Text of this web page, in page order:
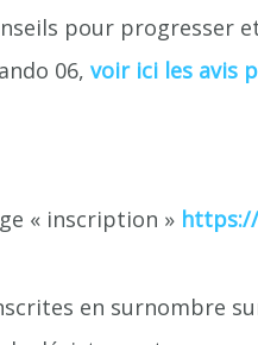
pour progresser
06, voir ici les avis
« inscription »
en surnombre